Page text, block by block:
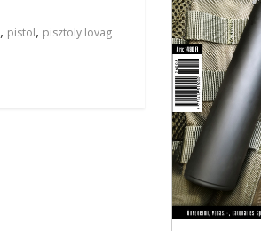
, pistol, pisztoly lovag